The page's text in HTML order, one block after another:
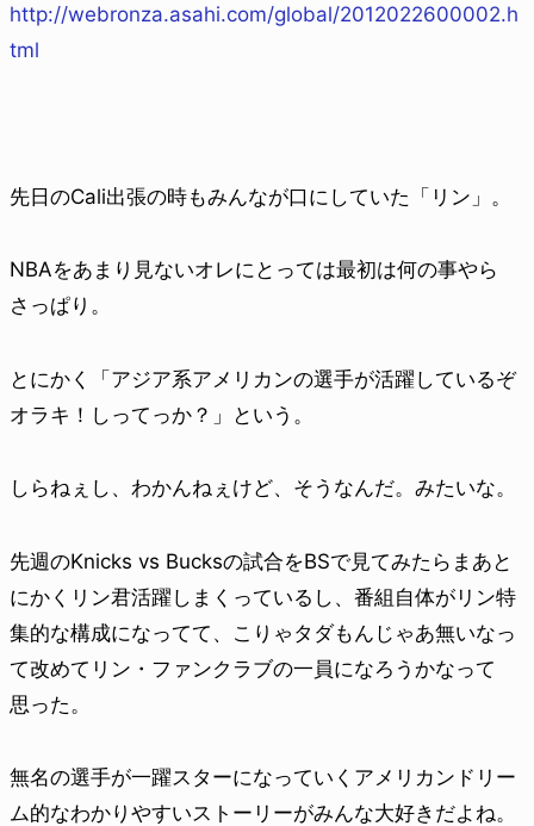
http://webronza.asahi.com/global/2012022600002.h
tml
先日のCali出張の時もみんなが口にしていた「リン」。
NBAをあまり見ないオレにとっては最初は何の事やら
さっぱり。
とにかく「アジア系アメリカンの選手が活躍しているぞ
オラキ！しってっか？」という。
しらねぇし、わかんねぇけど、そうなんだ。みたいな。
先週のKnicks vs Bucksの試合をBSで見てみたらまあと
にかくリン君活躍しまくっているし、番組自体がリン特
集的な構成になってて、こりゃタダもんじゃあ無いなっ
て改めてリン・ファンクラブの一員になろうかなって
思った。
無名の選手が一躍スターになっていくアメリカンドリー
ム的なわかりやすいストーリーがみんな大好きだよね。